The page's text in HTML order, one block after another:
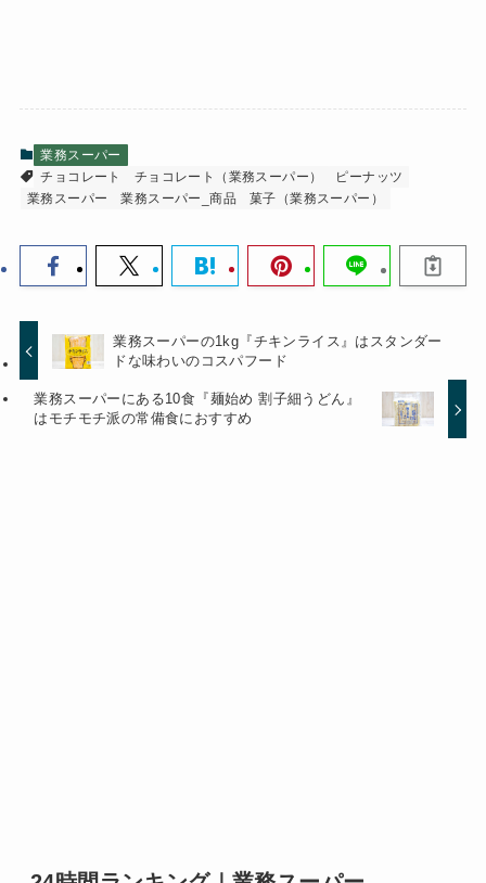
業務スーパー
チョコレート
チョコレート（業務スーパー）
ピーナッツ
業務スーパー
業務スーパー_商品 菓子（業務スーパー）
業務スーパーの1kg『チキンライス』はスタンダー
ドな味わいのコスパフード
業務スーパーにある10食『麺始め 割子細うどん』
はモチモチ派の常備食におすすめ